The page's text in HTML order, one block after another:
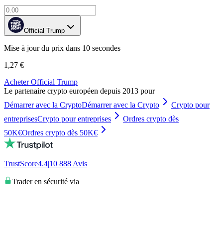
Official Trump
Mise à jour du prix dans 10 secondes
1,27 €
Acheter Official Trump
Le partenaire crypto européen depuis 2013 pour
Démarrer avec la CryptoDémarrer avec la Crypto
Crypto pour
entreprisesCrypto pour entreprises
Ordres crypto dès
50K€Ordres crypto dès 50K€
TrustScore4.4|10 888 Avis
Trader en sécurité via